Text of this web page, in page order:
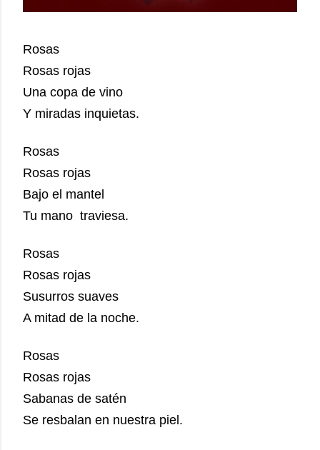
Rosas
Rosas rojas
Una copa de vino
Y miradas inquietas.
Rosas
Rosas rojas
Bajo el mantel
Tu mano traviesa.
Rosas
Rosas rojas
Susurros suaves
A mitad de la noche.
Rosas
Rosas rojas
Sabanas de satén
Se resbalan en nuestra piel.